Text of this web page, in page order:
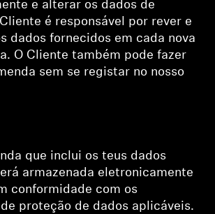
e alterar os dados de
é responsável por rever e
dados fornecidos em cada nova
O Cliente também pode fazer
sem se registar no nosso
que inclui os teus dados
armazenada eletronicamente
conformidade com os
proteção de dados aplicáveis.